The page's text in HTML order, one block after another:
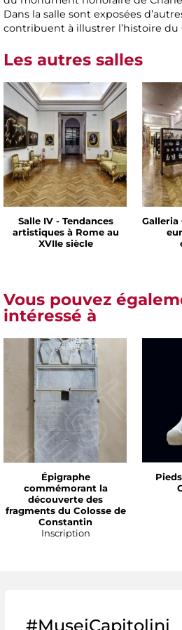
Dans la salle sont exposées
contribuent à illustrer l’histoire du
Les autres salles
Salle IV - Tendances
artistiques à Rome au
XVIIe siècle
Galleria
Vous pouvez
intéressé à
Épigraphe
commémorant la
découverte des
fragments du Colosse de
Constantin
Inscription
#MuseiCapitolini